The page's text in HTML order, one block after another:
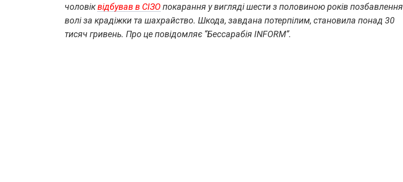
чоловіквідбував в СІЗОпокарання у вигляді шести з половиною років позбавлення
волі за крадіжки та шахрайство. Шкода, завдана потерпілим, становила понад 30
тисяч гривень. Про це повідомляє “Бессарабія INFORM”.